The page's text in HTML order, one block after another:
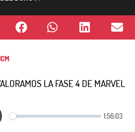
LA FASE 4 DE MARVEL